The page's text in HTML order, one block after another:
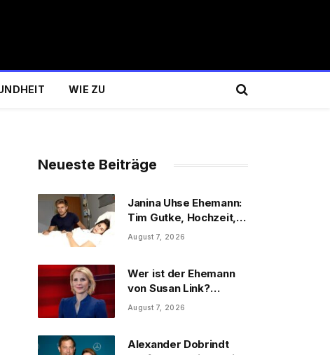
WIE ZU
Neueste Beiträge
Janina Uhse Ehemann:
Tim Gutke, Hochzeit,
Sohn und Familie
August 7, 2026
Wer ist der Ehemann
von Susan Link?
Wolfgang Link, Beruf
August 7, 2026
Alexander Dobrindt